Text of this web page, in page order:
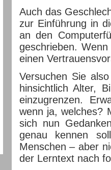
Auch das
zur Einführung in
an den
geschrieben.
einen
Versuchen Sie
hinsichtlich Alter,
einzugrenzen.
wenn ja, welches?
sich nun
genau kennen
Menschen – aber
der Lerntext nach